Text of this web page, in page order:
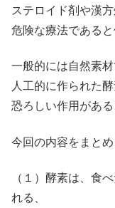
ステロイド剤や漢
危険な療法であると
一般的には自然素
人工的に作られた
恐ろしい作用があ
今回の内容をまとめ
（１）酵素は、食
れる、